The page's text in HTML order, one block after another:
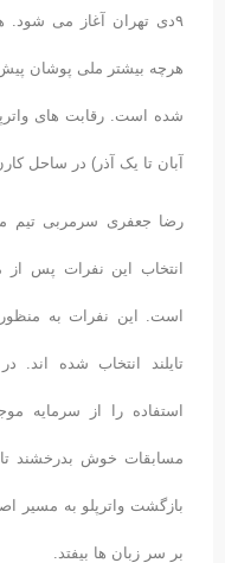
۹دی تهران آغاز می شود.
هرچه بیشتر ملی پوشان پیش
آبان تا یک آذر) در ساحل
رضا جعفری سرمربی تیم
انتخاب این نفرات پس از
است. این نفرات به
تایلند انتخاب شده اند.
استفاده را از سرمایه
مسابقات خوش بدرخشند
بازگشت واترپلو به مسیر
بر سر زبان ها بیفتد.